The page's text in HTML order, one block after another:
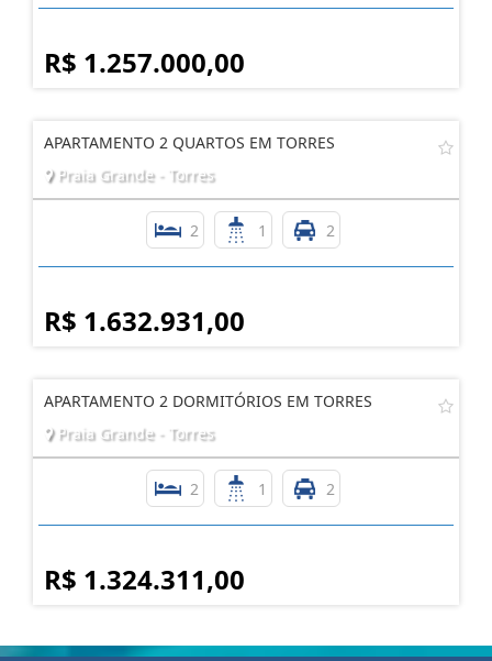
R$ 1.257.000,00
APARTAMENTO 2 QUARTOS EM TORRES
Praia Grande - Torres
2 1 2
R$ 1.632.931,00
APARTAMENTO 2 DORMITÓRIOS EM TORRES
Praia Grande - Torres
2 1 2
R$ 1.324.311,00